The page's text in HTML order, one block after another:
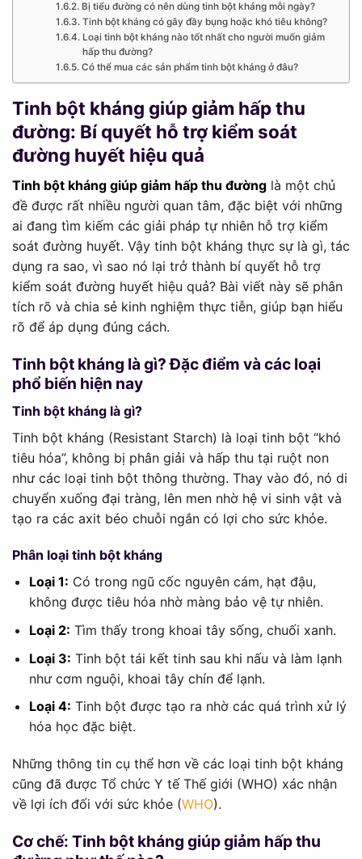
Bị tiểu đường có nên dùng tinh bột kháng mỗi ngày?
Tinh bột kháng có gây đầy bụng hoặc khó tiêu không?
Loại tinh bột kháng nào tốt nhất cho người muốn giảm
hấp thu đường?
Có thể mua các sản phẩm tinh bột kháng ở đâu?
Tinh bột kháng giúp giảm hấp thu
đường: Bí quyết hỗ trợ kiểm soát
đường huyết hiệu quả
Tinh bột kháng giúp giảm hấp thu đường là một chủ
đề được rất nhiều người quan tâm, đặc biệt với những
ai đang tìm kiếm các giải pháp tự nhiên hỗ trợ kiểm
soát đường huyết. Vậy tinh bột kháng thực sự là gì, tác
dụng ra sao, vì sao nó lại trở thành bí quyết hỗ trợ
kiểm soát đường huyết hiệu quả? Bài viết này sẽ phân
tích rõ và chia sẻ kinh nghiệm thực tiễn, giúp bạn hiểu
rõ để áp dụng đúng cách.
Tinh bột kháng là gì? Đặc điểm và các loại
phổ biến hiện nay
Tinh bột kháng là gì?
Tinh bột kháng (Resistant Starch) là loại tinh bột “khó
tiêu hóa”, không bị phân giải và hấp thu tại ruột non
như các loại tinh bột thông thường. Thay vào đó, nó di
chuyển xuống đại tràng, lên men nhờ hệ vi sinh vật và
tạo ra các axit béo chuỗi ngắn có lợi cho sức khỏe.
Phân loại tinh bột kháng
Loại 1: Có trong ngũ cốc nguyên cám, hạt đậu,
không được tiêu hóa nhờ màng bảo vệ tự nhiên.
Loại 2: Tìm thấy trong khoai tây sống, chuối xanh.
Loại 3: Tinh bột tái kết tinh sau khi nấu và làm lạnh
như cơm nguội, khoai tây chín để lạnh.
Loại 4: Tinh bột được tạo ra nhờ các quá trình xử lý
hóa học đặc biệt.
Những thông tin cụ thể hơn về các loại tinh bột kháng
cũng đã được Tổ chức Y tế Thế giới (WHO) xác nhận
về lợi ích đối với sức khỏe (WHO).
Cơ chế: Tinh bột kháng giúp giảm hấp thu